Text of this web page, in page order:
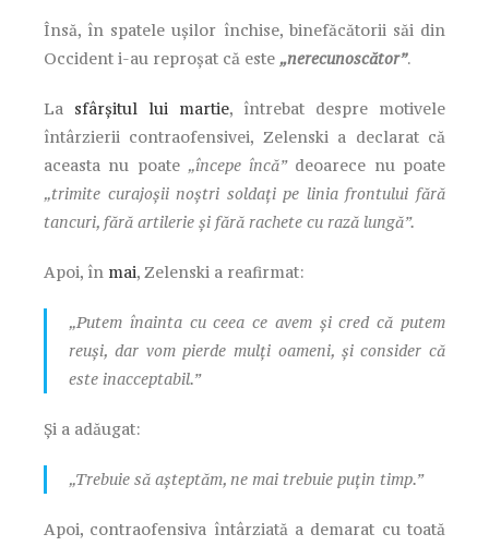
Însă, în spatele ușilor închise, binefăcătorii săi din
Occident i-au reproșat că este „nerecunoscător”.
La sfârșitul lui martie, întrebat despre motivele
întârzierii contraofensivei, Zelenski a declarat că
aceasta nu poate „începe încă”deoarece nu poate
„trimite curajoșii noștri soldați pe linia frontului fără
tancuri, fără artilerie și fără rachete cu rază lungă”.
Apoi, în mai, Zelenski a reafirmat:
„Putem înainta cu ceea ce avem și cred că putem
reuși, dar vom pierde mulți oameni, și consider că
este inacceptabil.”
Și a adăugat:
„Trebuie să așteptăm, ne mai trebuie puțin timp.”
Apoi, contraofensiva întârziată a demarat cu toată